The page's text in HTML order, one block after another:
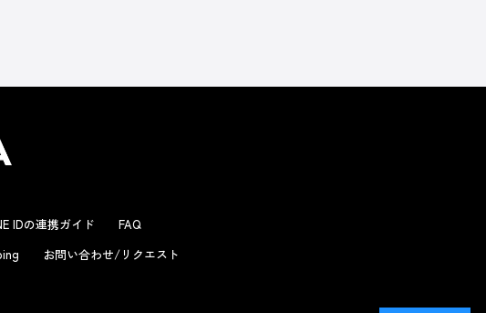
IDの連携ガイド
FAQ
お問い合わせ/リクエスト